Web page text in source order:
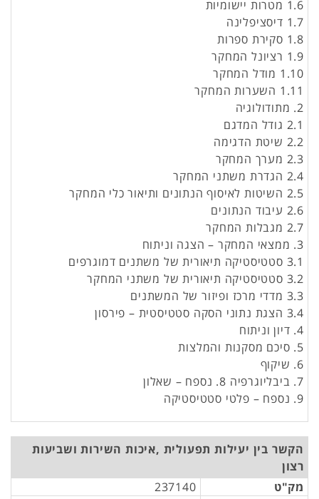
1.6 מטרות יישומיות
1.7 דיסציפלינה
1.8 סקירת ספרות
1.9 רציונל המחקר
1.10 מודל המחקר
1.11 השערות המחקר
2. מתודולוגיה
2.1 גודל המדגם
2.2 שיטת הדגימה
2.3 מערך המחקר
2.4 הגדרת משתני המחקר
2.5 השיטות לאיסוף הנתונים ותיאור כלי המחקר
2.6 עיבוד הנתונים
2.7 מגבלות המחקר
3. ממצאי המחקר – הצגה וניתוח
3.1 סטטיסטיקה תיאורית של משתנים דמוגרפים
3.2 סטטיסטיקה תיאורית של משתני המחקר
3.3 מדדי מרכז ופיזור של המשתנים
3.4 הצגת נתוני הסקה סטטיסטית – פירסון
4. דיון וניתוח
5. סיכם מסקנות והמלצות
6. שיקוף
7. ביבליוגרפיה 8. נספח – שאלון
9. נספח – פלטי סטטיסטיקה
הקשר בין יעילות תפעולית ,איכות השירות ושביעות
רצון
מק"ט
237140